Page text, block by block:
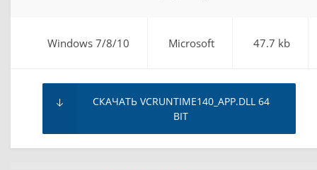
Windows 7/8/10 Microsoft 47.7 kb
СКАЧАТЬ VCRUNTIME140_APP.DLL 64
BIT